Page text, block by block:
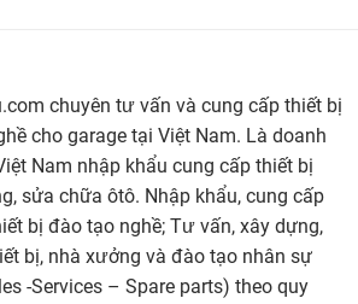
chuyên tư vấn và cung cấp thiết bị
cho garage tại Việt Nam. Là doanh
Nam nhập khẩu cung cấp thiết bị
sửa chữa ôtô. Nhập khẩu, cung cấp
bị đào tạo nghề; Tư vấn, xây dựng,
bị, nhà xưởng và đào tạo nhân sự
-Services – Spare parts) theo quy